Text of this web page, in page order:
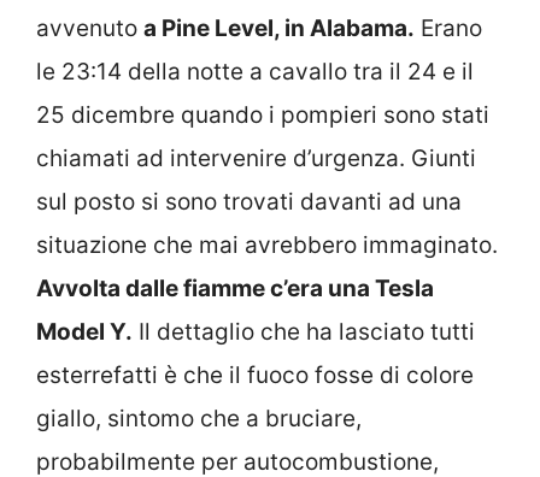
avvenuto a Pine Level, in Alabama. Erano
le 23:14 della notte a cavallo tra il 24 e il
25 dicembre quando i pompieri sono stati
chiamati ad intervenire d’urgenza. Giunti
sul posto si sono trovati davanti ad una
situazione che mai avrebbero immaginato.
Avvolta dalle fiamme c’era una Tesla
Model Y. Il dettaglio che ha lasciato tutti
esterrefatti è che il fuoco fosse di colore
giallo, sintomo che a bruciare,
probabilmente per autocombustione,